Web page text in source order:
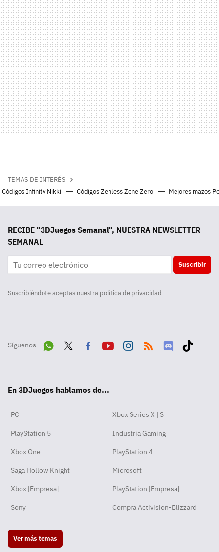
TEMAS DE INTERÉS
Códigos Infinity Nikki
Códigos Zenless Zone Zero Mejores mazos
RECIBE "3DJuegos Semanal", NUESTRA NEWSLETTER
SEMANAL
Suscribir
Suscribiéndote aceptas nuestra política de privacidad
Síguenos
pp
ok
En 3DJuegos hablamos de...
PC Xbox Series X | S
PlayStation 5 Industria Gaming
Xbox One PlayStation 4
Saga Hollow Knight Microsoft
Xbox [Empresa] PlayStation [Empresa]
Sony Compra Activision-Blizzard
Ver más temas